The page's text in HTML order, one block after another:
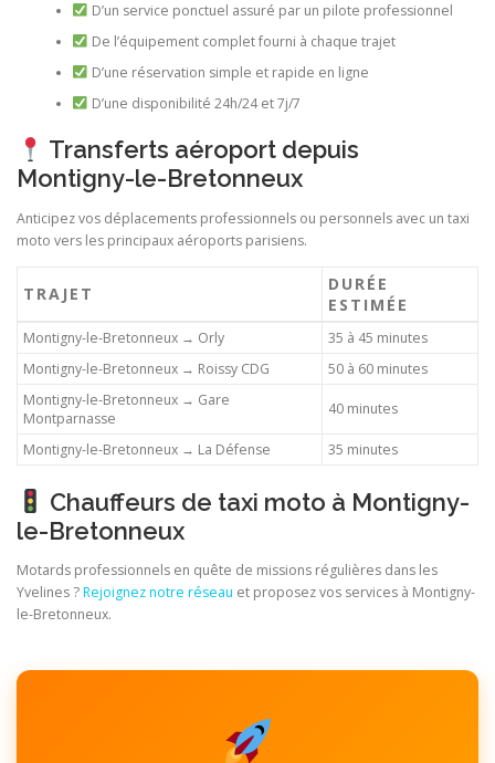
D’un service ponctuel assuré par un pilote professionnel
De l’équipement complet fourni à chaque trajet
D’une réservation simple et rapide en ligne
D’une disponibilité 24h/24 et 7j/7
Transferts aéroport depuis
Montigny-le-Bretonneux
Anticipez vos déplacements professionnels ou personnels avec un taxi
moto vers les principaux aéroports parisiens.
TRAJET
DURÉE
ESTIMÉE
Montigny-le-Bretonneux → Orly
35 à 45 minutes
Montigny-le-Bretonneux → Roissy CDG
50 à 60 minutes
Montigny-le-Bretonneux → Gare
Montparnasse
40 minutes
Montigny-le-Bretonneux → La Défense 35 minutes
Chauffeurs de taxi moto à Montigny-
le-Bretonneux
Motards professionnels en quête de missions régulières dans les
Yvelines ?Rejoignez notre réseau et proposez vos services à Montigny-
le-Bretonneux.